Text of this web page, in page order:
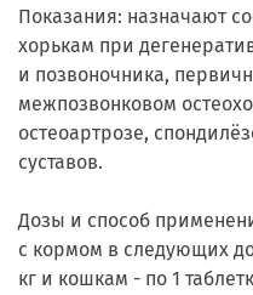
Показания: назначают
хорькам при
и позвоночника,
межпозвонковом
остеоартрозе,
суставов.
Дозы и способ
с кормом в следующих
кг и кошкам - по 1